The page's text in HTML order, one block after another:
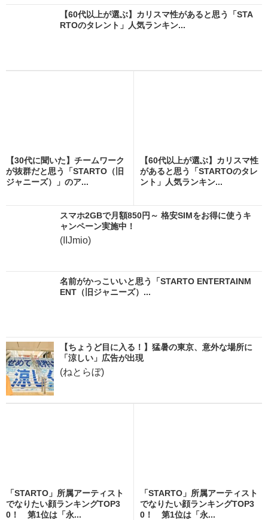
【60代以上が選ぶ】カリスマ性があると思う「STA
RTOのタレント」人気ランキン...
【30代に聞いた】チームワーク
が抜群だと思う「STARTO（旧
ジャニーズ）」のア...
【60代以上が選ぶ】カリスマ性
があると思う「STARTOのタレ
ント」人気ランキン...
スマホ2GBで月額850円～ 格安SIMをお得に使うキ
ャンペーン実施中！
(IIJmio)
名前がかっこいいと思う「STARTO ENTERTAINM
ENT（旧ジャニーズ）...
【ちょうど目に入る！】猛暑の東京、意外な場所に
「涼しい」広告が出現
(ねとらぼ)
「STARTO」所属アーティスト
でなりたい顔ランキングTOP3
0！ 第1位は「永...
「STARTO」所属アーティスト
でなりたい顔ランキングTOP3
0！ 第1位は「永...